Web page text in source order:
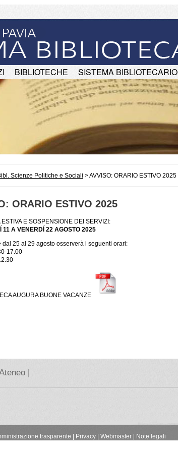
BIBLIOTECHE SISTEMA BIBLIOTECARIO
Scienze Politiche e Sociali > AVVISO: ORARIO ESTIVO 2025
ORARIO ESTIVO 2025
E SOSPENSIONE DEI SERVIZI:
11 A VENERDĺ 22 AGOSTO 2025
dal 25 al 29 agosto osserverà i seguenti orari:
17.00
AUGURA BUONE VACANZE
|
trasparente Privacy | Webmaster | Note legali